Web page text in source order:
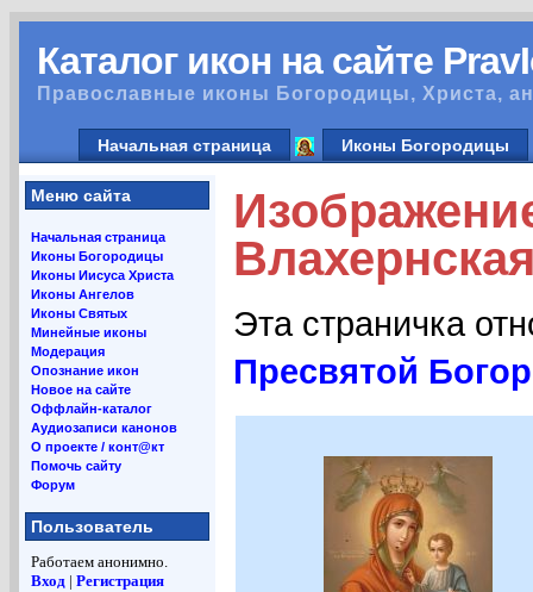
Каталог икон на сайте
Православные иконы Богородицы, Христа,
Начальная страница Иконы Богородицы
Меню сайта
Начальная страница
Иконы Богородицы
Иконы Иисуса Христа
Иконы Ангелов
Иконы Святых
Минейные иконы
Модерация
Опознание икон
Новое на сайте
Оффлайн-каталог
Аудиозаписи канонов
О проекте / конт@кт
Помочь сайту
Форум
Пользователь
Работаем анонимно.
Вход | Регистрация
Эта страничка
Пресвятой